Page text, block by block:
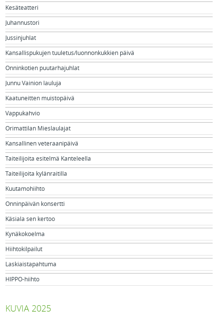
Kesäteatteri
Juhannustori
Jussinjuhlat
Kansallispukujen tuuletus/luonnonkukkien päivä
Onninkotien puutarhajuhlat
Junnu Vainion lauluja
Kaatuneitten muistopäivä
Vappukahvio
Orimattilan Mieslaulajat
Kansallinen veteraanipäivä
Taiteilijoita esitelmä Kanteleella
Taiteilijoita kylänraitilla
Kuutamohiihto
Onninpäivän konsertti
Käsiala sen kertoo
Kynäkokoelma
Hiihtokilpailut
Laskiaistapahtuma
HIPPO-hiihto
KUVIA 2025